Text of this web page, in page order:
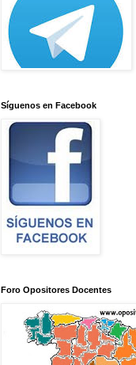
Síguenos en Facebook
Foro Opositores Docentes